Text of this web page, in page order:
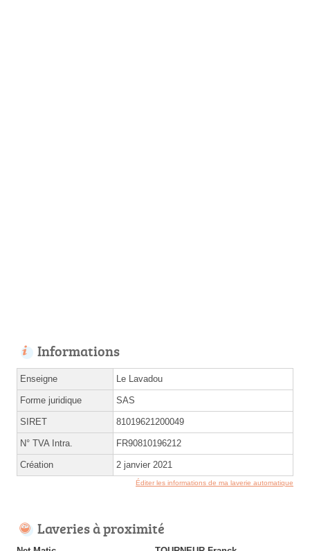
Informations
Enseigne Le Lavadou
Forme juridique SAS
SIRET 81019621200049
N° TVA Intra. FR90810196212
Création 2 janvier 2021
Éditer les informations de ma laverie automatique
Laveries à proximité